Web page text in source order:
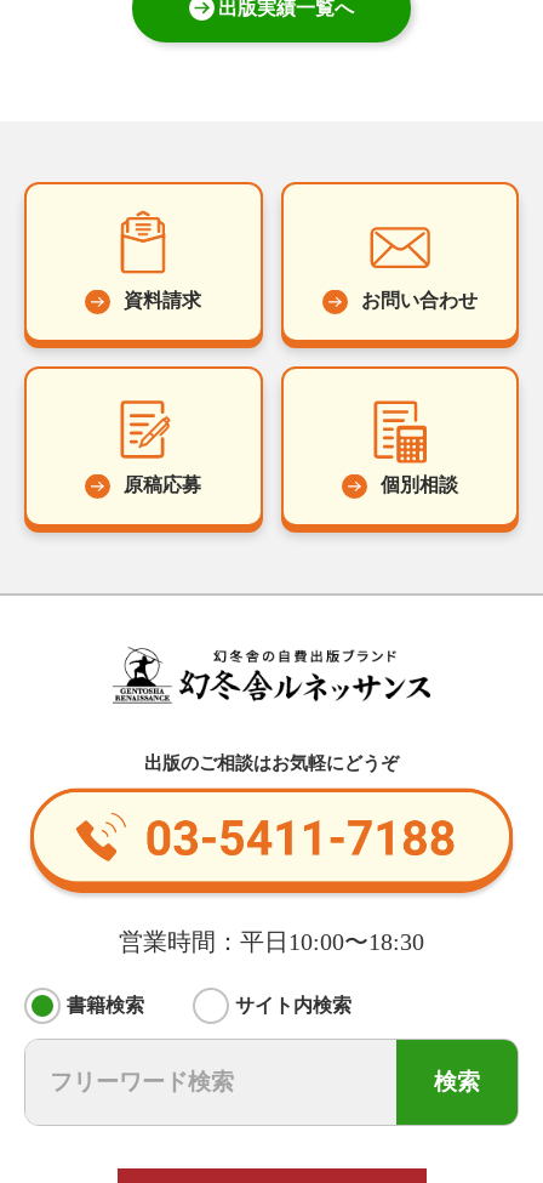
出版実績一覧へ
資料請求 お問い合わせ
原稿応募 個別相談
出版のご相談はお気軽にどうぞ
営業時間：平日10:00〜18:30
書籍検索 サイト内検索
検索